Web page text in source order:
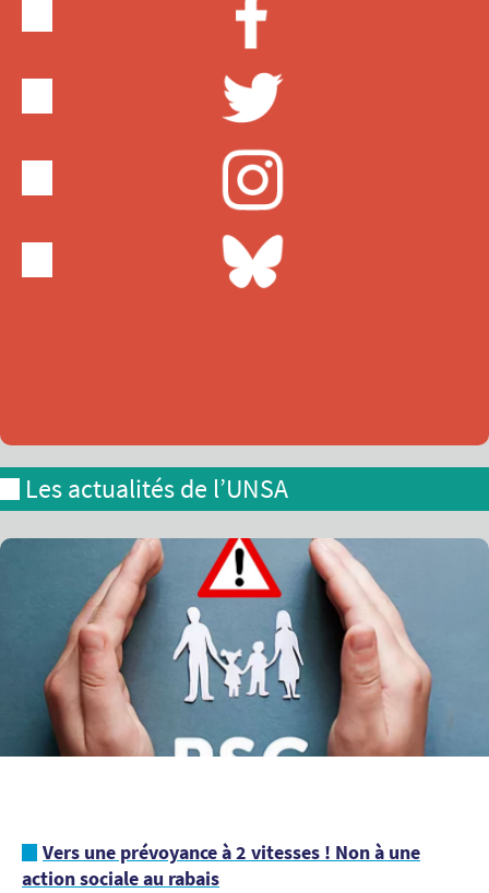
Les actualités de l’UNSA
Vers une prévoyance à 2 vitesses ! Non à une
action sociale au rabais